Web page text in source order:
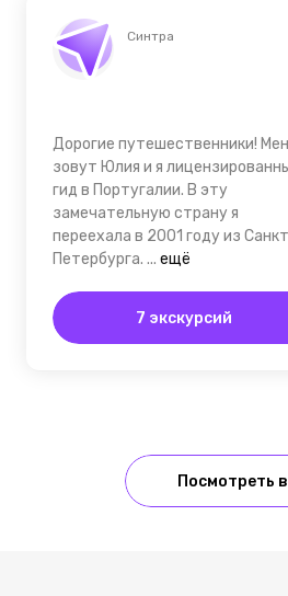
Синтра
Дорогие путешественники!
зовут Юлия и я
гид в Португалии. В эту
замечательную страну я
переехала в 2001 году из
Петербурга. ... ещё
7 экскурсий
Посмотреть